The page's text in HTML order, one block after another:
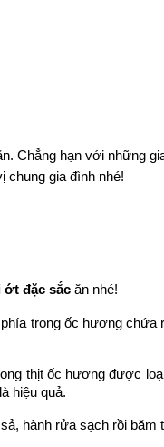
Chẳng hạn với những
chung gia đình nhé!
ớt đặc sắc ăn nhé!
trong ốc hương chứa
thịt ốc hương được
hiệu quả.
hành rửa sạch rồi băm